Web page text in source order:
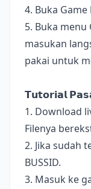
4. Buka
5. Buka menu
masukan
pakai untuk
𝗧𝘂𝘁𝗼𝗿𝗶𝗮𝗹
1. Download
Filenya
2. Jika sudah
BUSSID.
3. Masuk ke